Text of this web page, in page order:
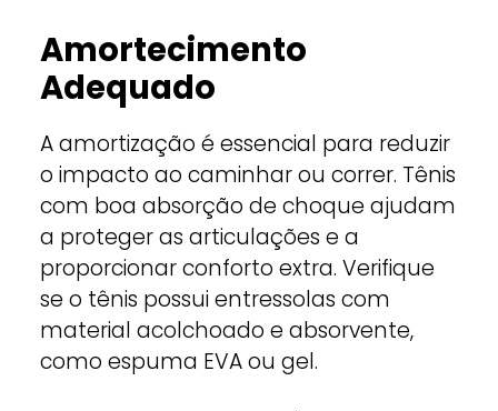
Amortecimento
Adequado
A amortização é essencial para reduzir
o impacto ao caminhar ou correr. Tênis
com boa absorção de choque ajudam
a proteger as articulações e a
proporcionar conforto extra. Verifique
se o tênis possui entressolas com
material acolchoado e absorvente,
como espuma EVA ou gel.